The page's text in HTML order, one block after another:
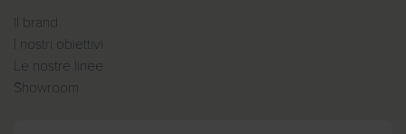
Il brand
I nostri obiettivi
Le nostre linee
Showroom